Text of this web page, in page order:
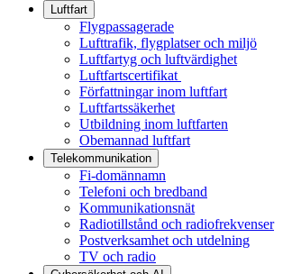
Luftfart
Flygpassagerade
Lufttrafik, flygplatser och miljö
Luftfartyg och luftvärdighet
Luftfartscertifikat
Författningar inom luftfart
Luftfartssäkerhet
Utbildning inom luftfarten
Obemannad luftfart
Telekommunikation
Fi-domännamn
Telefoni och bredband
Kommunikationsnät
Radiotillstånd och radiofrekvenser
Postverksamhet och utdelning
TV och radio